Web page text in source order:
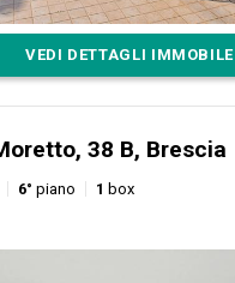
VEDI DETTAGLI IMMOBILE
38 B, Brescia
6° piano 1 box